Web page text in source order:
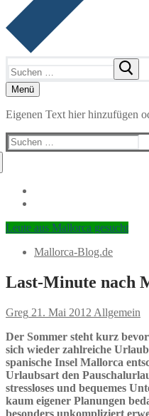
nach:
Menü
Eigenen Text hier hinzufügen
Suchen
nach:
Leute aus Mallorca gesucht
Mallorca-Blog.de
Last-Minute nach
Greg 21. Mai 2012 Allgemein
Der Sommer steht kurz
sich wieder zahlreiche
spanische Insel Mallorca
Urlaubsart den
stressloses und bequemes
kaum eigener Planungen
besonders unkompliziert